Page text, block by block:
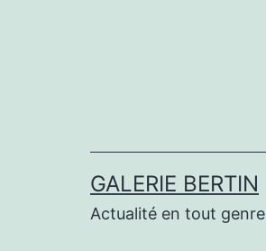
GALERIE BERTIN
Actualité en tout genre